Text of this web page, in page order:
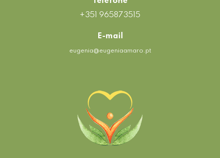
+351 965873515
E-mail
eugenia@eugeniaamaro.pt